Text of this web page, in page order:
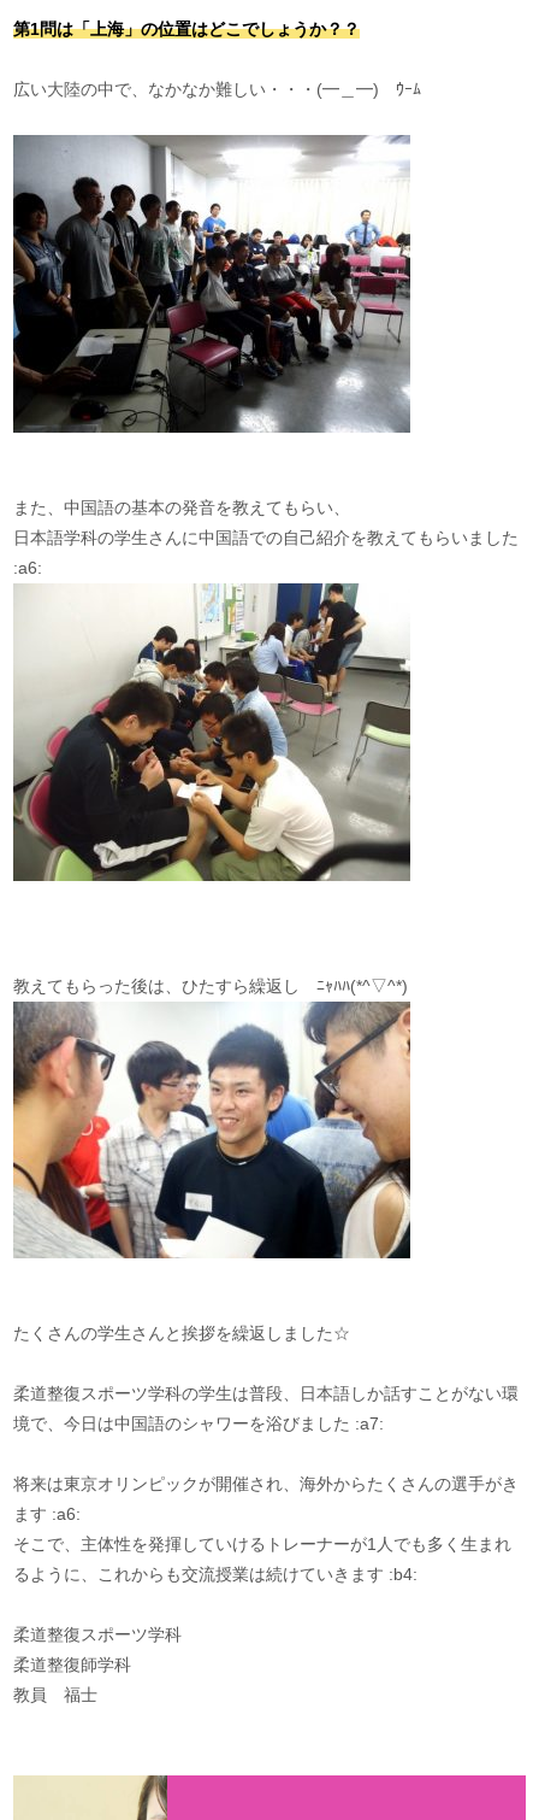
第1問は「上海」の位置はどこでしょうか？？
広い大陸の中で、なかなか難しい・・・(━＿━)ゝｳｰﾑ
また、中国語の基本の発音を教えてもらい、
日本語学科の学生さんに中国語での自己紹介を教えてもらいました
:a6:
教えてもらった後は、ひたすら繰返し ﾆｬﾊﾊ(*^▽^*)
たくさんの学生さんと挨拶を繰返しました☆
柔道整復スポーツ学科の学生は普段、日本語しか話すことがない環
境で、今日は中国語のシャワーを浴びました :a7:
将来は東京オリンピックが開催され、海外からたくさんの選手がき
ます :a6:
そこで、主体性を発揮していけるトレーナーが1人でも多く生まれ
るように、これからも交流授業は続けていきます :b4:
柔道整復スポーツ学科
柔道整復師学科
教員 福士